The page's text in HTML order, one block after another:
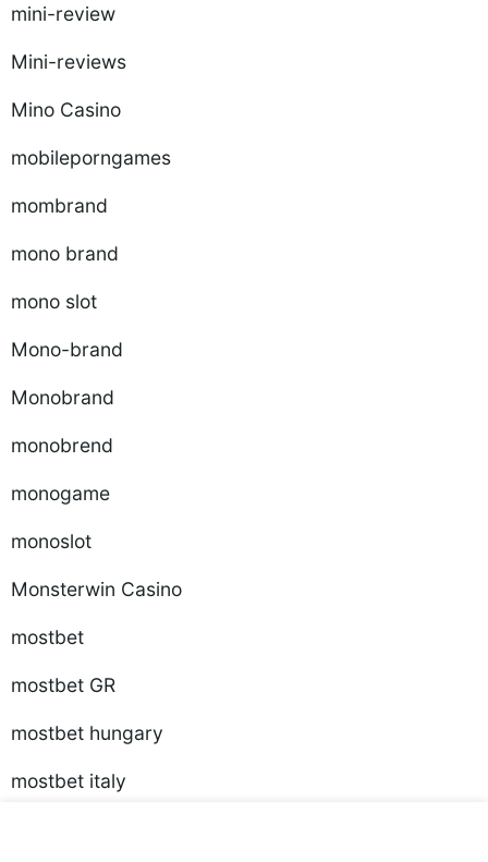
mini-review
Mini-reviews
Mino Casino
mobileporngames
mombrand
mono brand
mono slot
Mono-brand
Monobrand
monobrend
monogame
monoslot
Monsterwin Casino
mostbet
mostbet GR
mostbet hungary
mostbet italy